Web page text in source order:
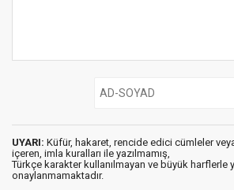
UYARI: Küfür, hakaret, rencide edici cümleler
içeren, imla kuralları ile yazılmamış,
Türkçe karakter kullanılmayan ve büyük harflerle
onaylanmamaktadır.